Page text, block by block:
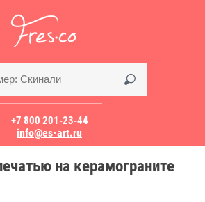
+7 800 201-23-44
info@es-art.ru
на керамограните